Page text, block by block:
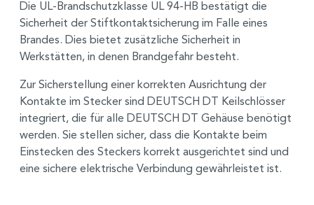
Die UL-Brandschutzklasse UL 94-HB bestätigt die
Sicherheit der Stiftkontaktsicherung im Falle eines
Brandes. Dies bietet zusätzliche Sicherheit in
Werkstätten, in denen Brandgefahr besteht.
Zur Sicherstellung einer korrekten Ausrichtung der
Kontakte im Stecker sind DEUTSCH DT Keilschlösser
integriert, die für alle DEUTSCH DT Gehäuse benötigt
werden. Sie stellen sicher, dass die Kontakte beim
Einstecken des Steckers korrekt ausgerichtet sind und
eine sichere elektrische Verbindung gewährleistet ist.